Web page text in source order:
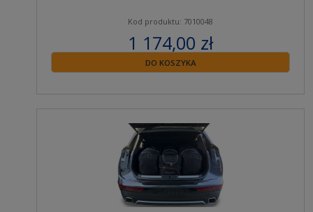
Kod produktu: 7010048
1 174,00 zł
zawiera 23% VAT
DO KOSZYKA